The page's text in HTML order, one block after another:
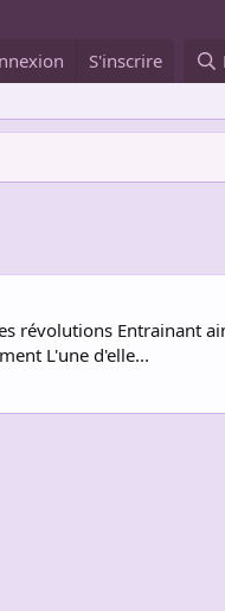
S'inscrire
révolutions Entrainant
L'une d'elle...